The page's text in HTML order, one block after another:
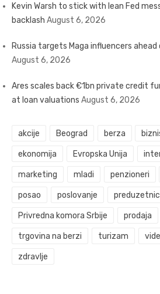
Kevin Warsh to stick with lean Fed
backlash August 6, 2026
Russia targets Maga influencers
August 6, 2026
Ares scales back €1bn private credit
at loan valuations August 6, 2026
akcije Beograd berza
ekonomija Evropska Unija
marketing mladi penzioneri
posao poslovanje
Privredna komora Srbije prodaja
trgovina na berzi turizam
zdravlje